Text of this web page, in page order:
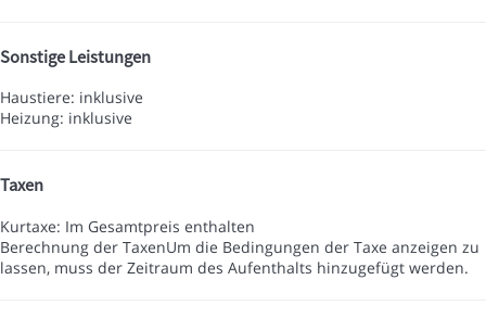
Sonstige Leistungen
Haustiere: inklusive
Heizung: inklusive
Taxen
Kurtaxe: Im Gesamtpreis enthalten
Berechnung der TaxenUm die Bedingungen der Taxe anzeigen zu
lassen, muss der Zeitraum des Aufenthalts hinzugefügt werden.